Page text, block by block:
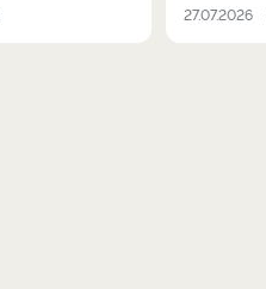
27.07.2026